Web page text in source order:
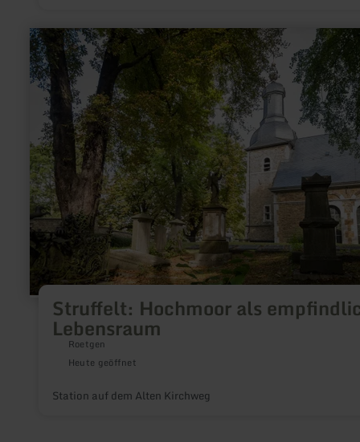
Struffelt: Hochmoor als
Lebensraum
Roetgen
Heute geöffnet
Station auf dem Alten Kirchweg
mehr
erfahren
zu:
Struffelt:
Hochmoor
empfindlicher
Lebensraum